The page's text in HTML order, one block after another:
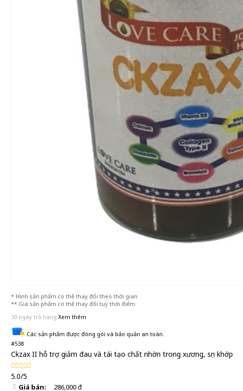
* Hình sản phẩm có thể thay đổi theo thời gian
** Giá sản phẩm có thể thay đổi tuỳ thời điểm
30 ngày trả hàng Xem thêm
Các sản phẩm được đóng gói và bảo quản an toàn.
#538
Ckzax II hỗ trợ giảm đau và tái tạo chất nhờn trong xương, sụn khớp
5.0/5
Giá bán: 286,000 đ